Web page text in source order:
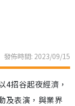
發佈時間: 2023/09/15
4招谷起夜經濟，
及表演，與業界